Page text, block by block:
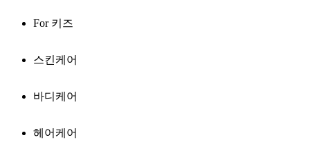
For 키즈
스킨케어
바디케어
헤어케어